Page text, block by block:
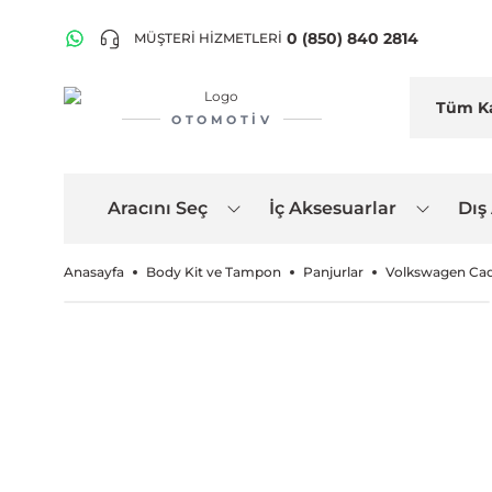
MÜŞTERİ HİZMETLERİ 0 (850) 840 2814
OTOMOTIV
Aracını Seç İç Aksesuarlar
Anasayfa Body Kit ve Tampon Panjurlar Volkswagen